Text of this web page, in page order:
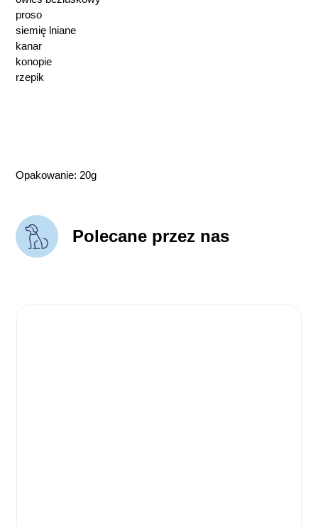
proso
siemię lniane
kanar
konopie
rzepik
Opakowanie: 20g
Polecane przez nas